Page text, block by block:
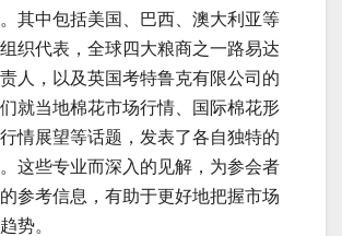
其中包括美国、巴西、澳大利亚等
织代表，全球四大粮商之一路易达
人，以及英国考特鲁克有限公司的
就当地棉花市场行情、国际棉花形
情展望等话题，发表了各自独特的
这些专业而深入的见解，为参会者
参考信息，有助于更好地把握市场
势。